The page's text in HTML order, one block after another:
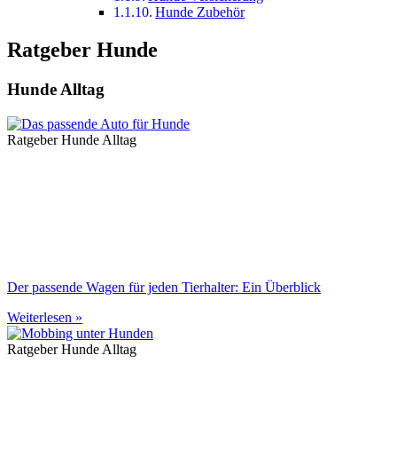
Hunde Zubehör
Ratgeber Hunde
Hunde Alltag
Ratgeber Hunde Alltag
Der passende Wagen für jeden Tierhalter: Ein Überblick
Weiterlesen »
Ratgeber Hunde Alltag